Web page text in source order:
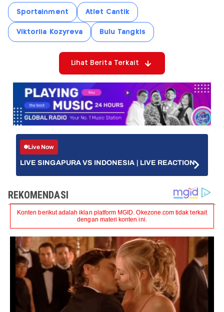
Sportainment Atlet Cantik
Viktoriia Kozyreva Bulu Tangkis
Lihat Berita Terkait
Live Now
LIVE SINGAPURA VS INDONESIA | LIVE REACTION